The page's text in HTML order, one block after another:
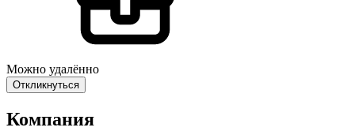
Можно удалённо
Откликнуться
Компания